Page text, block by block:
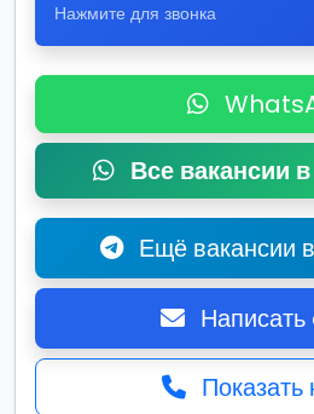
Нажмите для звонка
Все вакансии
Ещё вакансии